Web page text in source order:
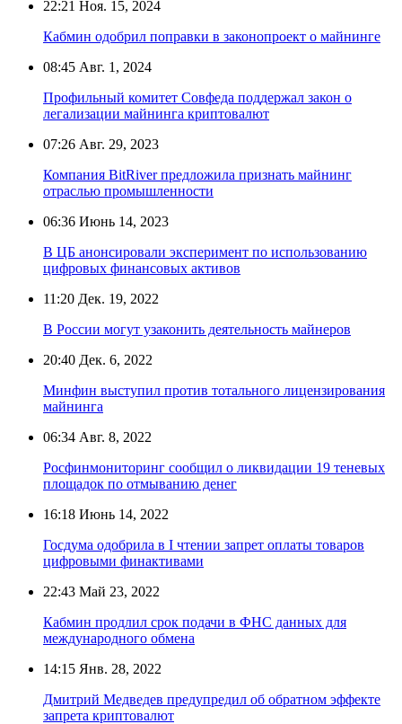
22:21 Ноя. 15, 2024
Кабмин одобрил поправки в законопроект о майнинге
08:45 Авг. 1, 2024
Профильный комитет Совфеда поддержал закон о
легализации майнинга криптовалют
07:26 Авг. 29, 2023
Компания BitRiver предложила признать майнинг
отраслью промышленности
06:36 Июнь 14, 2023
В ЦБ анонсировали эксперимент по использованию
цифровых финансовых активов
11:20 Дек. 19, 2022
В России могут узаконить деятельность майнеров
20:40 Дек. 6, 2022
Минфин выступил против тотального лицензирования
майнинга
06:34 Авг. 8, 2022
Росфинмониторинг сообщил о ликвидации 19 теневых
площадок по отмыванию денег
16:18 Июнь 14, 2022
Госдума одобрила в I чтении запрет оплаты товаров
цифровыми финактивами
22:43 Май 23, 2022
Кабмин продлил срок подачи в ФНС данных для
международного обмена
14:15 Янв. 28, 2022
Дмитрий Медведев предупредил об обратном эффекте
запрета криптовалют